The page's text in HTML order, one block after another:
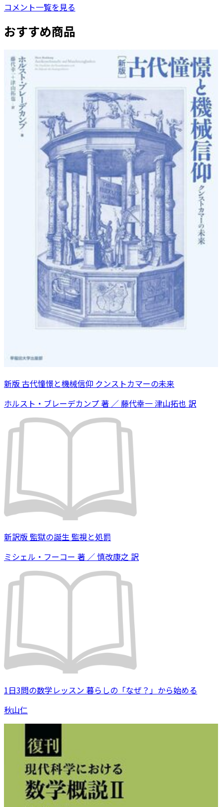
コメント一覧を見る
おすすめ商品
新版 古代憧憬と機械信仰 クンストカマーの未来
ホルスト・ブレーデカンプ 著 ／ 藤代幸一 津山拓也 訳
新訳版 監獄の誕生 監視と処罰
ミシェル・フーコー 著 ／ 慎改康之 訳
1日3問の数学レッスン 暮らしの「なぜ？」から始める
秋山仁